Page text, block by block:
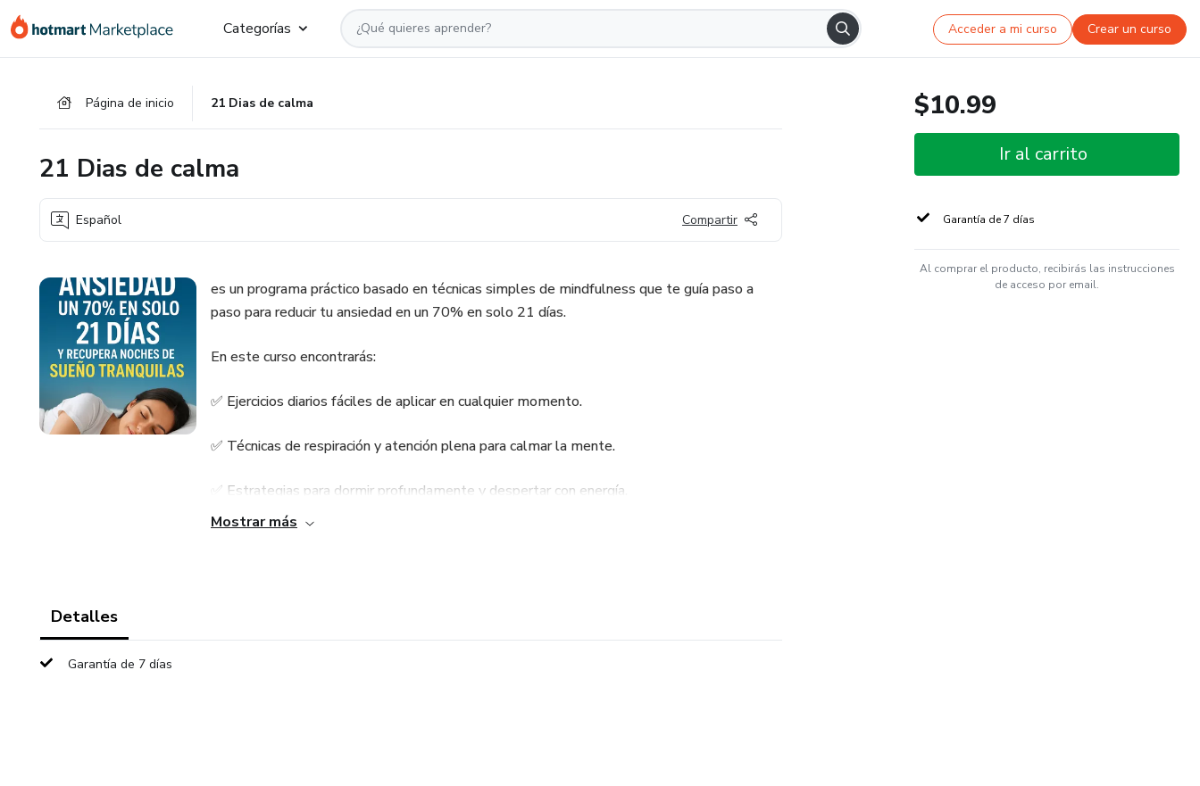
Categorías Acceder a mi curso Crear un curso
Página de inicio 21 Dias de calma
21 Dias de calma
Español Compartir
es un programa práctico basado en técnicas simples de mindfulness que te guía paso a
paso para reducir tu ansiedad en un 70% en solo 21 días.
En este curso encontrarás:
✅ Ejercicios diarios fáciles de aplicar en cualquier momento.
✅ Técnicas de respiración y atención plena para calmar la mente.
✅ Estrategias para dormir profundamente y despertar con energía.
Mostrar más
Detalles
Garantía de 7 días
$10.99
Ir al carrito
Garantía de 7 días
Al comprar el producto, recibirás las instrucciones
de acceso por email.